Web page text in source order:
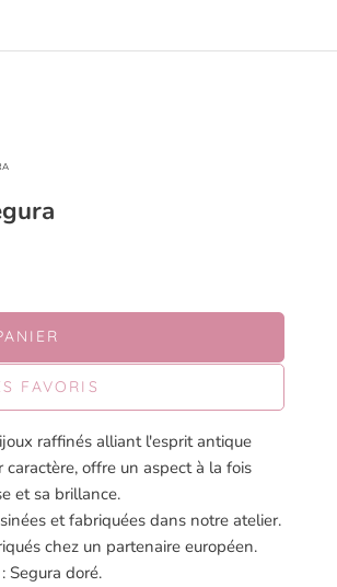
FAVORIS
raffinés alliant l'esprit antique
offre un aspect à la fois
et sa brillance.
et fabriquées dans notre atelier.
chez un partenaire européen.
Segura doré.